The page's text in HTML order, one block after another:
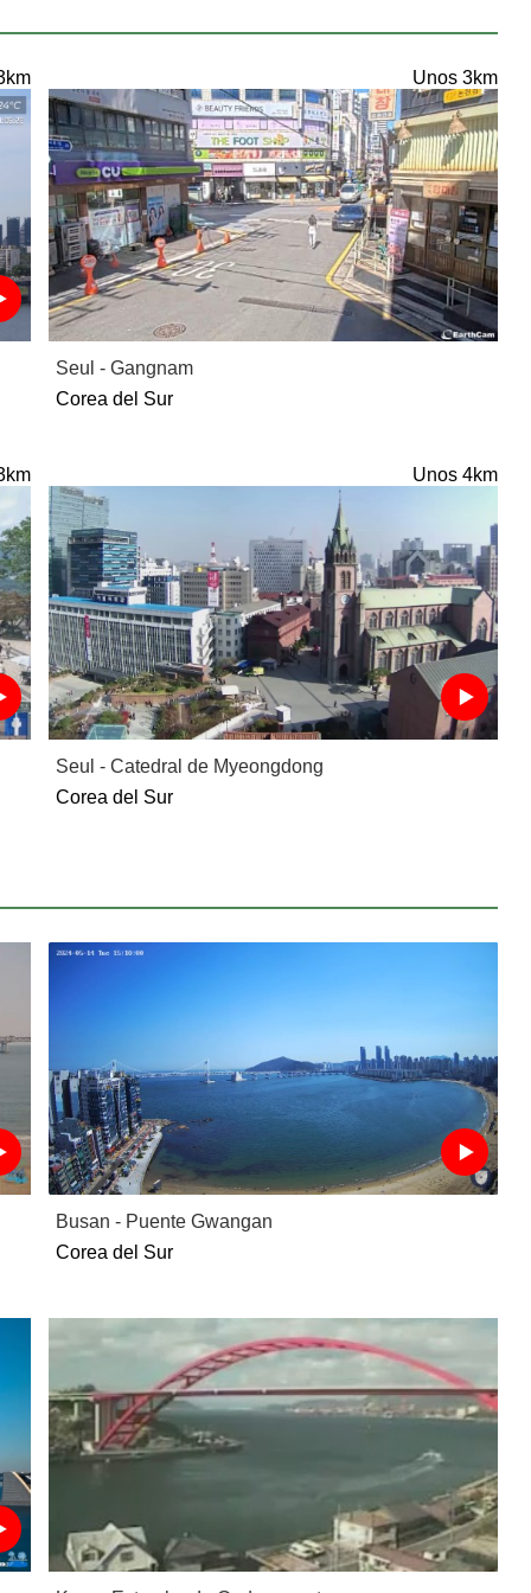
Unos 3km
Seul - Gangnam
Corea del Sur
Unos 4km
Seul - Catedral de Myeongdong
Corea del Sur
Busan - Puente Gwangan
Corea del Sur